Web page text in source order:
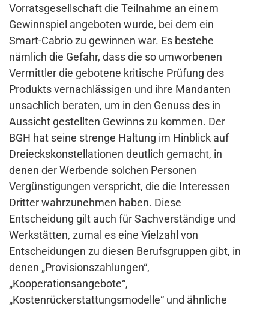
Vorratsgesellschaft die Teilnahme an einem
Gewinnspiel angeboten wurde, bei dem ein
Smart-Cabrio zu gewinnen war. Es bestehe
nämlich die Gefahr, dass die so umworbenen
Vermittler die gebotene kritische Prüfung des
Produkts vernachlässigen und ihre Mandanten
unsachlich beraten, um in den Genuss des in
Aussicht gestellten Gewinns zu kommen. Der
BGH hat seine strenge Haltung im Hinblick auf
Dreieckskonstellationen deutlich gemacht, in
denen der Werbende solchen Personen
Vergünstigungen verspricht, die die Interessen
Dritter wahrzunehmen haben. Diese
Entscheidung gilt auch für Sachverständige und
Werkstätten, zumal es eine Vielzahl von
Entscheidungen zu diesen Berufsgruppen gibt, in
denen „Provisionszahlungen“,
„Kooperationsangebote“,
„Kostenrückerstattungsmodelle“ und ähnliche